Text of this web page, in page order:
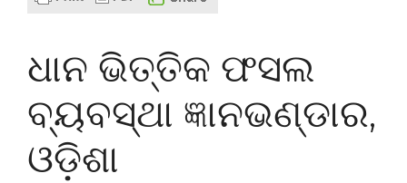
ଧାନ ଭିତ୍ତିକ ଫସଲ
ବ୍ୟବସ୍ଥା ଜ୍ଞାନଭଣ୍ଡାର,
ଓଡ଼ିଶା